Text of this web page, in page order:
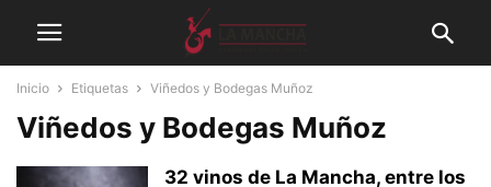
Inicio Etiquetas Viñedos y Bodegas Muñoz
Viñedos y Bodegas Muñoz
32 vinos de La Mancha, entre los